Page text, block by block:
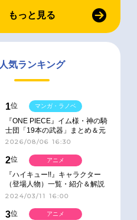
もっと見る
人気ランキング
1位
『ONE PIECE』イム様・神の騎
士団「19本の武器」まとめ＆元
ネタ
2026/08/06 16:30
マンガ・ラノベ
2位
『ハイキュー!!』キャラクター
（登場人物）一覧・紹介＆解説
2024/03/11 16:00
アニメ
3位
アニメ